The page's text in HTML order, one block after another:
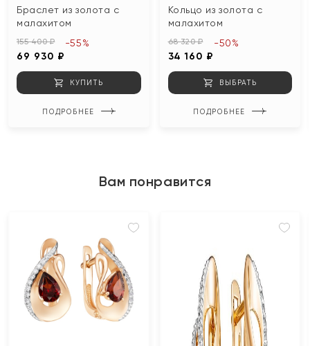
Браслет из золота с
малахитом
155 400 ₽
69 930 ₽
-55%
КУПИТЬ
ПОДРОБНЕЕ
Кольцо из золота с
малахитом
68 320 ₽
34 160 ₽
-50%
ВЫБРАТЬ
ПОДРОБНЕЕ
Вам понравится